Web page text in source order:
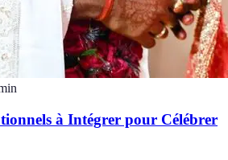
à Intégrer pour Célébrer